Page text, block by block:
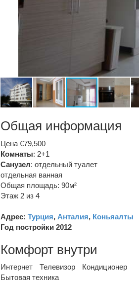
Общая информация
Цена €79,500
Комнаты: 2+1
Санузел: отдельный туалет
отдельная ванная
Общая площадь: 90м²
Этаж 2 из 4
Адрес: Турция, Анталия, Коньяалты
Год постройки 2012
Комфорт внутри
Интернет Телевизор
Кондиционер
Бытовая техника